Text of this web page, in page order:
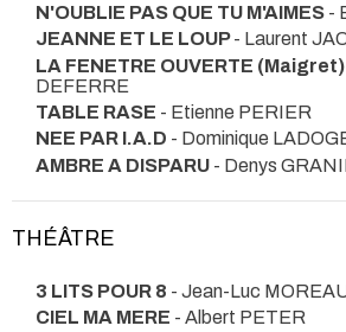
N'OUBLIE PAS QUE TU M'AIMES -
JEANNE ET LE LOUP- Laurent
LA FENETRE OUVERTE (Maigret)
DEFERRE
TABLE RASE - Etienne PERIER
NEE PAR I.A.D - Dominique
AMBRE A DISPARU - Denys
THÉÂTRE
3 LITS POUR 8 - Jean-Luc
CIEL MA MERE - Albert PETER